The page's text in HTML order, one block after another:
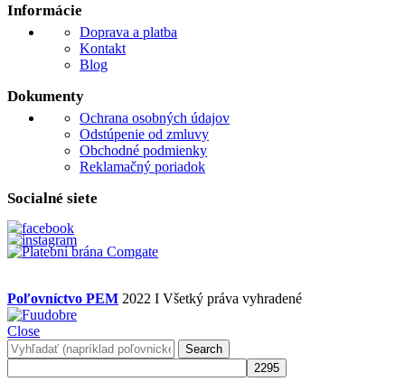
Informácie
Doprava a platba
Kontakt
Blog
Dokumenty
Ochrana osobných údajov
Odstúpenie od zmluvy
Obchodné podmienky
Reklamačný poriadok
Socialné siete
Poľovníctvo PEM 2022 I Všetký práva vyhradené
Close
Search